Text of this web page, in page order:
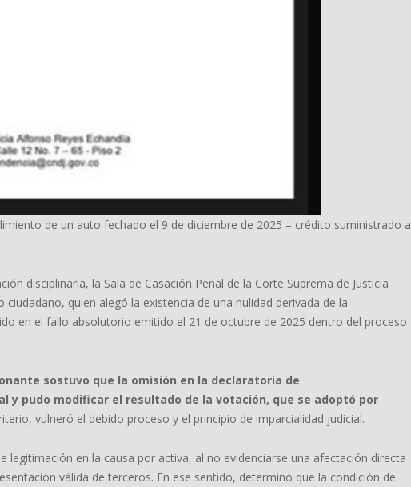
de un auto fechado el 9 de diciembre de 2025 – crédito suministrado a
disciplinaria, la Sala de Casación Penal de la Corte Suprema de Justicia
quien alegó la existencia de una nulidad derivada de la
en el fallo absolutorio emitido el 21 de octubre de 2025 dentro del proceso
sostuvo que la omisión en la declaratoria de
y pudo modificar el resultado de la votación, que se adoptó por
vulneró el debido proceso y el principio de imparcialidad judicial.
legitimación en la causa por activa, al no evidenciarse una afectación directa
válida de terceros. En ese sentido, determinó que la condición de